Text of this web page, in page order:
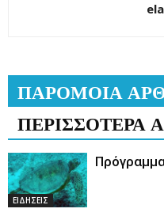
ΠΑΡΟΜΟΙΑ
ΠΕΡΙΣΣΟΤΕΡΑ
ΕΙΔΗΣΕΙΣ